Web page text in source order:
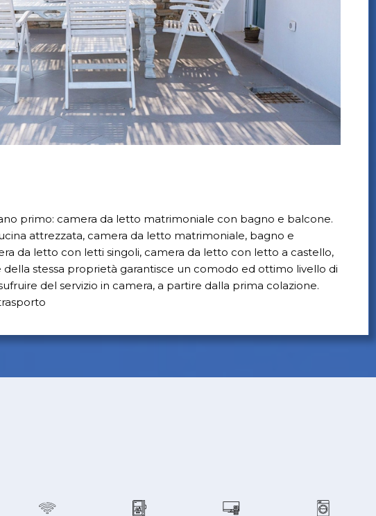
primo: camera da letto matrimoniale con bagno e balcone.
attrezzata, camera da letto matrimoniale, bagno e
da letto con letti singoli, camera da letto con letto a castello,
stessa proprietà garantisce un comodo ed ottimo livello di
del servizio in camera, a partire dalla prima colazione.